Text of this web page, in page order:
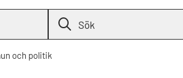
Sök
och politik